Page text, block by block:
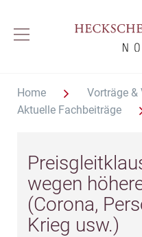
Home
Vorträge
Aktuelle Fachbeiträge
wegen
(Corona,
Krieg usw.)